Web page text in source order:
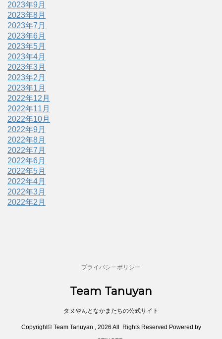
2023年9月
2023年8月
2023年7月
2023年6月
2023年5月
2023年4月
2023年3月
2023年2月
2023年1月
2022年12月
2022年11月
2022年10月
2022年9月
2022年8月
2022年7月
2022年6月
2022年5月
2022年4月
2022年3月
2022年2月
プライバシーポリシー
Team Tanuyan
タヌやんとなかまたちの公式サイト
Copyright© Team Tanuyan , 2026 All Rights Reserved Powered by